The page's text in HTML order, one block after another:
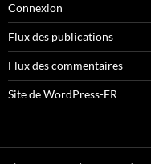
Connexion
Flux des publications
Flux des commentaires
Site de WordPress-FR